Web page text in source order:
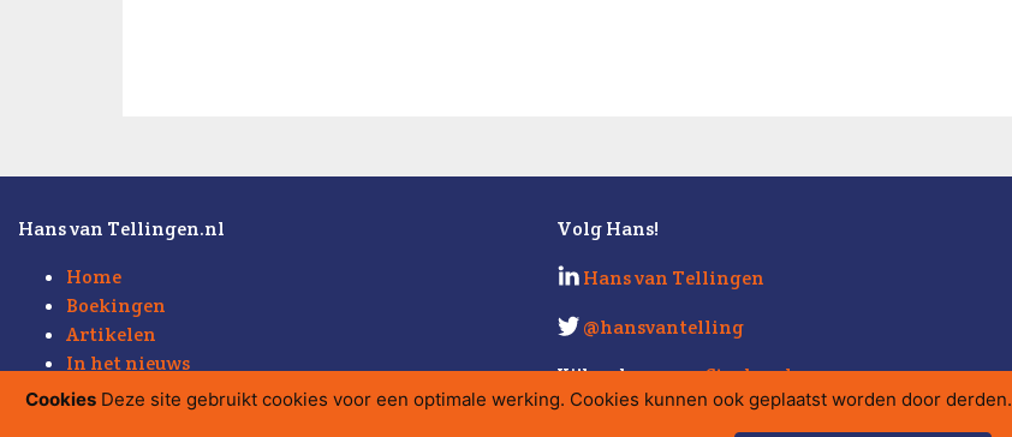
Hans van Tellingen.nl
Home
Boekingen
Artikelen
In het nieuws
Weblog
Volg Hans!
Hans van Tellingen
@hansvantelling
Kijk ook eens opStrabo.nl.
Cookies Deze site gebruikt cookies voor een optimale werking. Cookies kunnen ook geplaatst worden door derden.